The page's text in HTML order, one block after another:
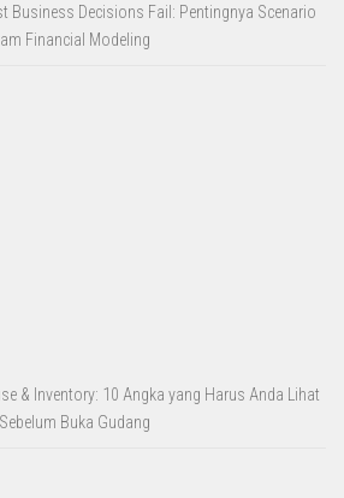
Business Decisions Fail: Pentingnya Scenario
Financial Modeling
& Inventory: 10 Angka yang Harus Anda Lihat
Buka Gudang